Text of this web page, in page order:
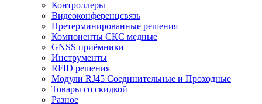
Контроллеры
Видеоконференцсвязь
Претерминированные решения
Компоненты СКС медные
GNSS приёмники
Инструменты
RFID решения
Модули RJ45 Соединительные и Проходные
Товары со скидкой
Разное